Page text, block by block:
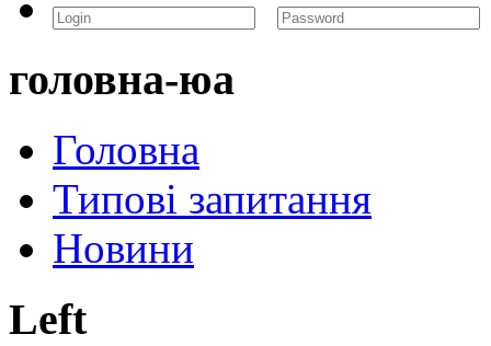
головна-юа
Головна
Типові запитання
Новини
Left